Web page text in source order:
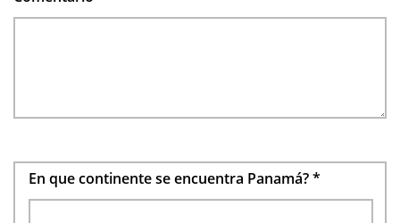
En que continente se encuentra Panamá?*